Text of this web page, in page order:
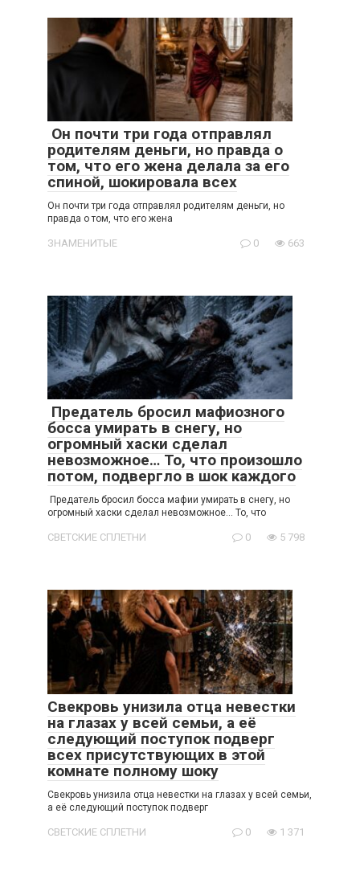
Он почти три года отправлял
родителям деньги, но правда о
том, что его жена делала за его
спиной, шокировала всех
Он почти три года отправлял родителям деньги, но
правда о том, что его жена
ЗНАМЕНИТЫЕ 0 663
Предатель бросил мафиозного
босса умирать в снегу, но
огромный хаски сделал
невозможное… То, что произошло
потом, подвергло в шок каждого
Предатель бросил босса мафии умирать в снегу, но
огромный хаски сделал невозможное… То, что
СВЕТСКИЕ СПЛЕТНИ 0 5 798
Свекровь унизила отца невестки
на глазах у всей семьи, а её
следующий поступок подверг
всех присутствующих в этой
комнате полному шоку
Свекровь унизила отца невестки на глазах у всей семьи,
а её следующий поступок подверг
СВЕТСКИЕ СПЛЕТНИ 0 1 371